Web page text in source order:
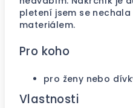
pletení jsem se
materiálem.
Pro koho
pro ženy nebo
Vlastnosti